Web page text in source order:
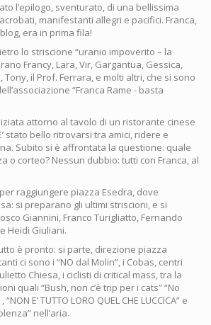
l’epilogo, sventurato, di una bellissima
manifestanti allegri e pacifici. Franca,
era in prima fila!
lo striscione “uranio impoverito – la
Francy, Lara, Vir, Gargantua, Gessica,
Tony, il Prof. Ferrara, e molti altri, che si sono
“Franca Rame - basta
attorno al tavolo di un ristorante cinese
stato bello ritrovarsi tra amici, ridere e
Subito si è affrontata la questione: quale
o corteo? Nessun dubbio: tutti con Franca, al
raggiungere piazza Esedra, dove
si preparano gli ultimi striscioni, e si
Giannini, Franco Turigliatto, Fernando
Heidi Giuliani.
è pronto: si parte, direzione piazza
ci sono i “NO dal Molin”, i Cobas, centri
Chiesa, i ciclisti di critical mass, tra la
quali “Bush, non c’è trip per i cats” “No
E’ TUTTO LORO QUEL CHE LUCCICA” e
nell’aria.